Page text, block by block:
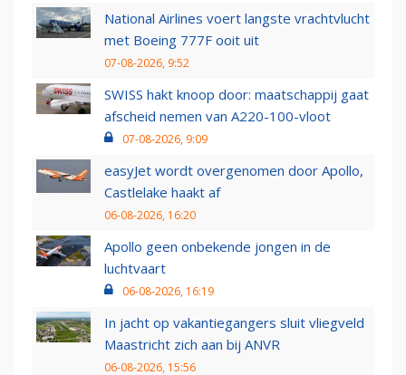
National Airlines voert langste vrachtvlucht
met Boeing 777F ooit uit
07-08-2026, 9:52
SWISS hakt knoop door: maatschappij gaat
afscheid nemen van A220-100-vloot
07-08-2026, 9:09
easyJet wordt overgenomen door Apollo,
Castlelake haakt af
06-08-2026, 16:20
Apollo geen onbekende jongen in de
luchtvaart
06-08-2026, 16:19
In jacht op vakantiegangers sluit vliegveld
Maastricht zich aan bij ANVR
06-08-2026, 15:56